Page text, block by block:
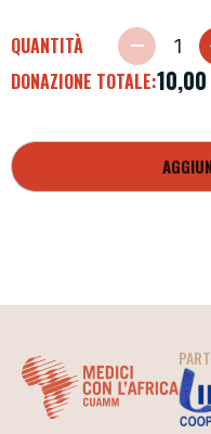
QUANTITÀ
DONAZIONE TOTALE:10,00